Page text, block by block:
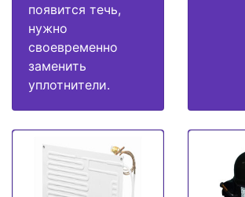
появится течь,
нужно
своевременно
заменить
уплотнители.